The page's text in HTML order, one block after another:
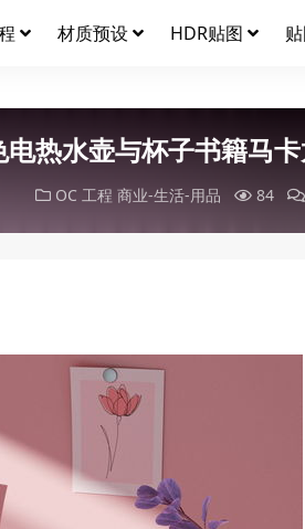
材质预设 HDR贴图
电热水壶与杯子书籍马
OC 工程 商业-生活-用品 84